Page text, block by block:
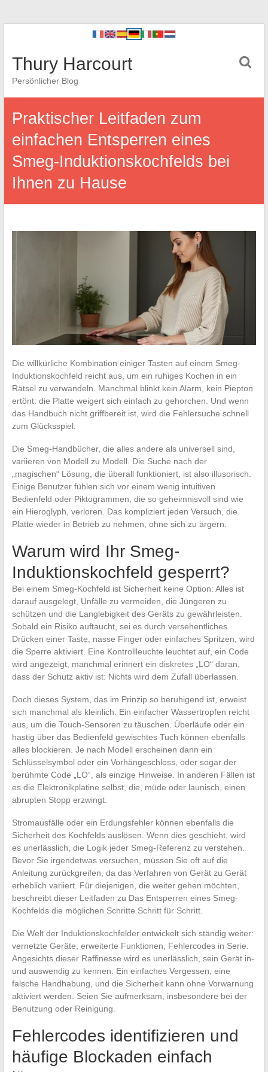
Thury Harcourt
Persönlicher Blog
Praktischer Leitfaden zum
einfachen Entsperren eines
Smeg-Induktionskochfelds bei
Ihnen zu Hause
Die willkürliche Kombination einiger Tasten auf einem Smeg-
Induktionskochfeld reicht aus, um ein ruhiges Kochen in ein
Rätsel zu verwandeln. Manchmal blinkt kein Alarm, kein Piepton
ertönt: die Platte weigert sich einfach zu gehorchen. Und wenn
das Handbuch nicht griffbereit ist, wird die Fehlersuche schnell
zum Glücksspiel.
Die Smeg-Handbücher, die alles andere als universell sind,
variieren von Modell zu Modell. Die Suche nach der
„magischen“ Lösung, die überall funktioniert, ist also illusorisch.
Einige Benutzer fühlen sich vor einem wenig intuitiven
Bedienfeld oder Piktogrammen, die so geheimnisvoll sind wie
ein Hieroglyph, verloren. Das kompliziert jeden Versuch, die
Platte wieder in Betrieb zu nehmen, ohne sich zu ärgern.
Warum wird Ihr Smeg-
Induktionskochfeld gesperrt?
Bei einem Smeg-Kochfeld ist Sicherheit keine Option: Alles ist
darauf ausgelegt, Unfälle zu vermeiden, die Jüngeren zu
schützen und die Langlebigkeit des Geräts zu gewährleisten.
Sobald ein Risiko auftaucht, sei es durch versehentliches
Drücken einer Taste, nasse Finger oder einfaches Spritzen, wird
die Sperre aktiviert. Eine Kontrollleuchte leuchtet auf, ein Code
wird angezeigt, manchmal erinnert ein diskretes „LO“ daran,
dass der Schutz aktiv ist: Nichts wird dem Zufall überlassen.
Doch dieses System, das im Prinzip so beruhigend ist, erweist
sich manchmal als kleinlich. Ein einfacher Wassertropfen reicht
aus, um die Touch-Sensoren zu täuschen. Überläufe oder ein
hastig über das Bedienfeld gewischtes Tuch können ebenfalls
alles blockieren. Je nach Modell erscheinen dann ein
Schlüsselsymbol oder ein Vorhängeschloss, oder sogar der
berühmte Code „LO“, als einzige Hinweise. In anderen Fällen ist
es die Elektronikplatine selbst, die, müde oder launisch, einen
abrupten Stopp erzwingt.
Stromausfälle oder ein Erdungsfehler können ebenfalls die
Sicherheit des Kochfelds auslösen. Wenn dies geschieht, wird
es unerlässlich, die Logik jeder Smeg-Referenz zu verstehen.
Bevor Sie irgendetwas versuchen, müssen Sie oft auf die
Anleitung zurückgreifen, da das Verfahren von Gerät zu Gerät
erheblich variiert. Für diejenigen, die weiter gehen möchten,
beschreibt dieser Leitfaden zu Das Entsperren eines Smeg-
Kochfelds die möglichen Schritte Schritt für Schritt.
Die Welt der Induktionskochfelder entwickelt sich ständig weiter:
vernetzte Geräte, erweiterte Funktionen, Fehlercodes in Serie.
Angesichts dieser Raffinesse wird es unerlässlich, sein Gerät in-
und auswendig zu kennen. Ein einfaches Vergessen, eine
falsche Handhabung, und die Sicherheit kann ohne Vorwarnung
aktiviert werden. Seien Sie aufmerksam, insbesondere bei der
Benutzung oder Reinigung.
Fehlercodes identifizieren und
häufige Blockaden einfach